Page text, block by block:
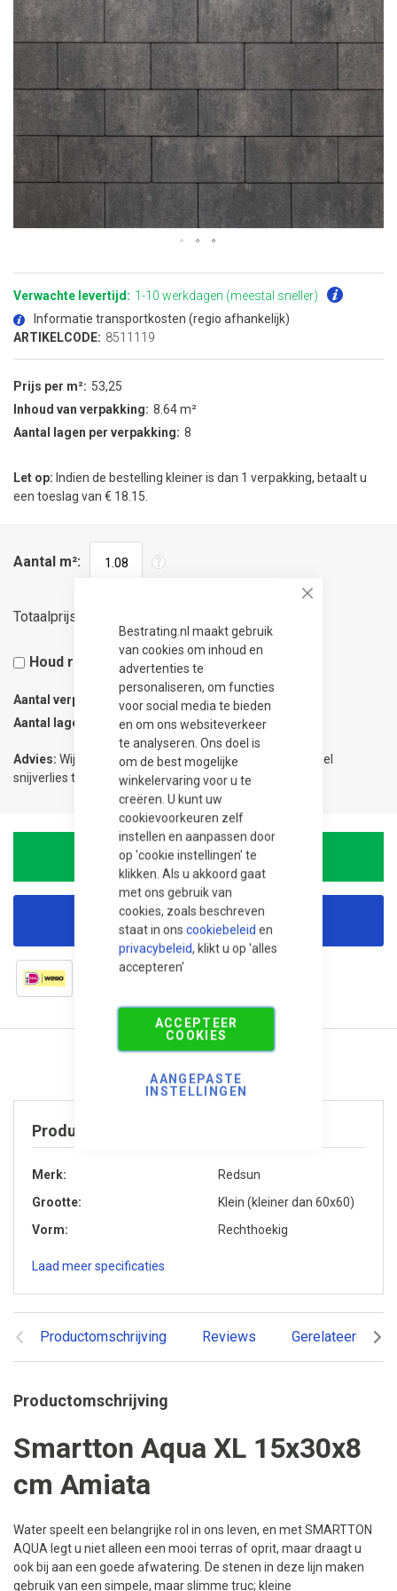
Bestrating.nl maakt gebruik
van cookies om inhoud en
advertenties te
personaliseren, om functies
voor social media te bieden
en om ons websiteverkeer
te analyseren. Ons doel is
om de best mogelijke
winkelervaring voor u te
creëren. U kunt uw
cookievoorkeuren zelf
instellen en aanpassen door
op 'cookie instellingen' te
klikken. Als u akkoord gaat
met ons gebruik van
cookies, zoals beschreven
staat in ons cookiebeleid en
privacybeleid, klikt u op 'alles
accepteren'
ACCEPTEER
COOKIES
AANGEPASTE
INSTELLINGEN
naar
begin
de
afbeeldingen-
Verwachte levertijd: 1-10 werkdagen (meestal sneller)
Informatie transportkosten (regio afhankelijk)
ARTIKELCODE: 8511119
Prijs per m²
53,25
Inhoud van verpakking
8.64 m²
Aantal lagen per verpakking
8
Let op: Indien de bestelling kleiner is dan 1 verpakking, betaalt u
een toeslag van € 18.15.
Aantal m²
Totaalprijs
Houd rekening met 5% snijverlies
Aantal verpakkingen
Aantal lagen
Advies: Wij adviseren 5% meer te bestellen om eventueel
snijverlies te compenseren.
In Winkelwagen
Korting aanvragen
Productomschrijving Reviews Gerelateerde
Productomschrijving
Smartton Aqua XL 15x30x8
cm Amiata
Water speelt een belangrijke rol in ons leven, en met SMARTTON
AQUA legt u niet alleen een mooi terras of oprit, maar draagt u
ook bij aan een goede afwatering. De stenen in deze lijn maken
gebruik van een simpele, maar slimme truc; kleine
Product specificaties
Merk
Redsun
Grootte
Klein (kleiner dan 60x60)
Vorm
Rechthoekig
Laad meer specificaties